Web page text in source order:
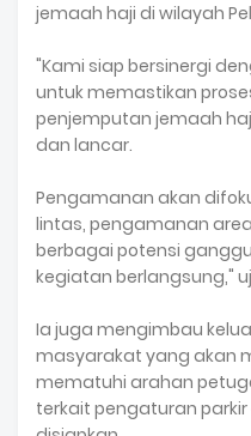
jemaah haji di wilayah
‎"Kami siap bersinergi
untuk memastikan
penjemputan jemaah
dan lancar.
Pengamanan akan
lintas, pengamanan
berbagai potensi
kegiatan berlangsung,"
‎Ia juga mengimbau
masyarakat yang akan
mematuhi arahan
terkait pengaturan